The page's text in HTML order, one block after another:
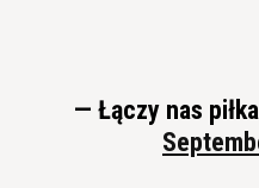
— Łączy nas